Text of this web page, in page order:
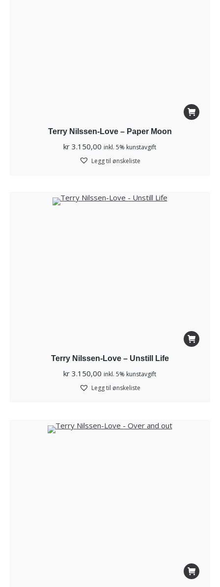
Terry Nilssen-Love – Paper Moon
kr 3.150,00 inkl. 5% kunstavgift
Legg til ønskeliste
Terry Nilssen-Love – Unstill Life
kr 3.150,00 inkl. 5% kunstavgift
Legg til ønskeliste